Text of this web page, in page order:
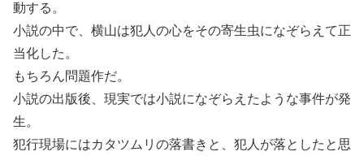
動する。
小説の中で、横山は犯人の心をその寄生虫になぞらえて正
当化した。
もちろん問題作だ。
小説の出版後、現実では小説になぞらえたような事件が発
生。
犯行現場にはカタツムリの落書きと、犯人が落としたと思